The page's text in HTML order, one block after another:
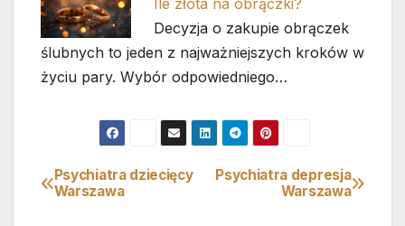
Ile złota na obrączki?
Decyzja o zakupie obrączek
ślubnych to jeden z najważniejszych kroków w
życiu pary. Wybór odpowiedniego…
Nawigacja
Psychiatra depresja
Warszawa
Psychiatra dziecięcy
Warszawa